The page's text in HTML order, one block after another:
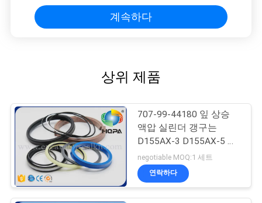
계속하다
상위 제품
707-99-44180 잎 상승
액압 실린더 갱구는
D155AX-3 D155AX-5 굴
착기를 밀봉합니다
negotiable MOQ:1 세트
연락하다